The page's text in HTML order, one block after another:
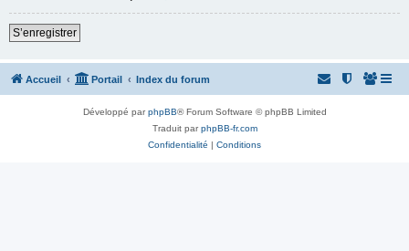
S’enregistrer
Accueil Portail Index du forum
Développé parphpBB® Forum Software © phpBB Limited
Traduit parphpBB-fr.com
Confidentialité | Conditions